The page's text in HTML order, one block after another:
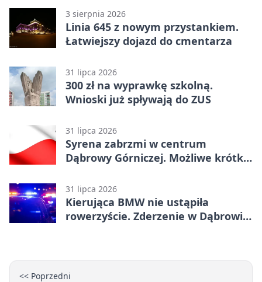
3 sierpnia 2026
Linia 645 z nowym przystankiem.
Łatwiejszy dojazd do cmentarza
31 lipca 2026
300 zł na wyprawkę szkolną.
Wnioski już spływają do ZUS
31 lipca 2026
Syrena zabrzmi w centrum
Dąbrowy Górniczej. Możliwe krótkie
31 lipca 2026
Kierująca BMW nie ustąpiła
rowerzyście. Zderzenie w Dąbrowie
<< Poprzedni